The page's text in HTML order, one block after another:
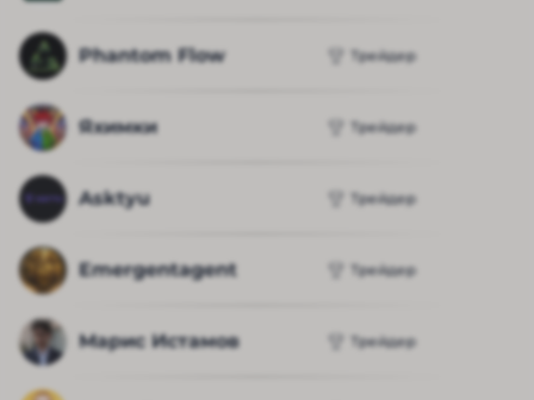
Phantom Flow Трейдер
Яхимки Трейдер
Asktyu Трейдер
Emergentagent Трейдер
Марис Истамов Трейдер